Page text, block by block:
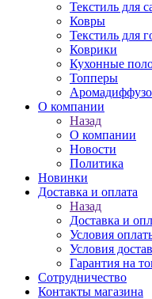
Текстиль для
Ковры
Текстиль для
Коврики
Кухонные
Топперы
О компании
Назад
О компании
Новости
Политика
Новинки
Доставка и оплата
Назад
Доставка и
Условия
Условия
Гарантия на
Сотрудничество
Контакты магазина